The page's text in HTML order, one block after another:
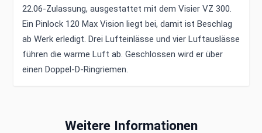
22.06-Zulassung, ausgestattet mit dem Visier VZ 300.
Ein Pinlock 120 Max Vision liegt bei, damit ist Beschlag
ab Werk erledigt. Drei Lufteinlässe und vier Luftauslässe
führen die warme Luft ab. Geschlossen wird er über
einen Doppel-D-Ringriemen.
Weitere Informationen